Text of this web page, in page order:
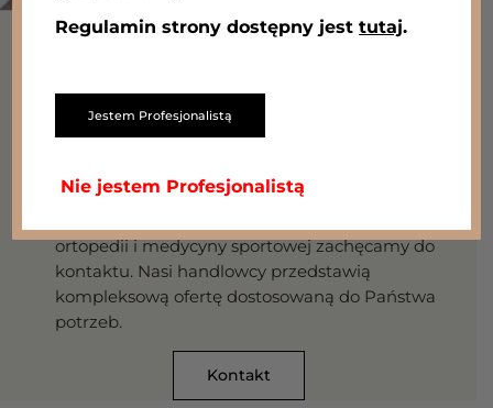
Skontaktuj się z nami
W przypadku chęci uzyskania dodatkowych
ortopedii i medycyny sportowej zachęcamy do
kontaktu. Nasi handlowcy przedstawią
kompleksową ofertę dostosowaną do Państwa
potrzeb.
Kontakt
Regulamin strony dostępny jesttutaj.
Jestem Profesjonalistą
Nie jestem Profesjonalistą